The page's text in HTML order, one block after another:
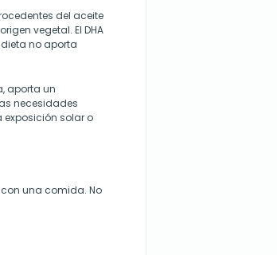
del aceite
vegetal. El DHA
no aporta
aporta un
necesidades
exposición solar o
con una comida. No